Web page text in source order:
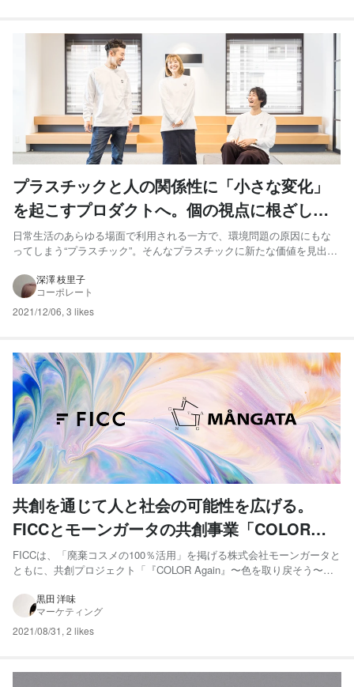
プラスチックと人の関係性に「小さな変化」
を起こすプロダクトへ。個の視点に根ざした
共創プロジェクトの進め方
日常生活のあらゆる場面で利用される一方で、環境問題の原因にもな
ってしまう“プラスチック”。そんなプラスチックに新たな価値を見出し
村萌子（FICC）をはじめ、ナリタタツヤさん、田川貴之さんの3名。
2021年の春に結成し、メンバー全員で興味や...
深澤 枝里子
コーポレート
2021/12/06, 3 likes
共創を通じて人と社会の可能性を広げる。
FICCとモーンガータの共創事業「COLOR
Again」が目指す未来
FICCは、「廃棄コスメの100％活用」を掲げる株式会社モーンガータと
ともに、共創プロジェクト「『COLOR Again』〜色を取り戻そう〜」
にとどまらず、社会に存在する同調圧力や既成概念に疑問を投げか
け、社会の多様性や人の可能性を認められる世界の実現...
黒田 洋味
マーケティング
2021/08/31 , 2 likes